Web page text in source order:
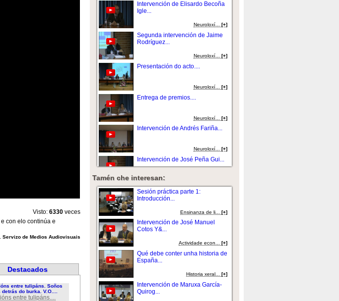
Visto: 6330 veces
con elo continúa e
Servizo de Medios Audiovisuais
Destacados
entre tulipáns. Soños
detrás do burka. V.O....
entre tulipáns....
Intervención de Elisardo Becoña
Igle...
Neuroloxí... [+]
Segunda intervención de Jaime
Rodríguez...
Neuroloxí...[+]
Presentación do acto....
Neuroloxí...[+]
Entrega de premios....
Neuroloxí...[+]
Intervención de Andrés Fariña...
Neuroloxí...[+]
Intervención de José Peña Gui...
Intervención de Jaime Rodríguez
Sacr...
Neuroloxí...[+]
Intervención de Socorro
Rodríguez Ho...
Neuroloxí...[+]
Intervención de Adriana
Sanpaio....
Neuroloxí...[+]
Intervención de María Dolores
Domínguez...
Tamén che interesan:
Sesión práctica parte 1:
Introducción...
Ensinanza de li...[+]
Intervención de José Manuel
Cotos Y&...
Actividade econ... [+]
Qué debe conter unha historia de
España...
Historia xeral...[+]
Intervención de Maruxa García-
Quirog...